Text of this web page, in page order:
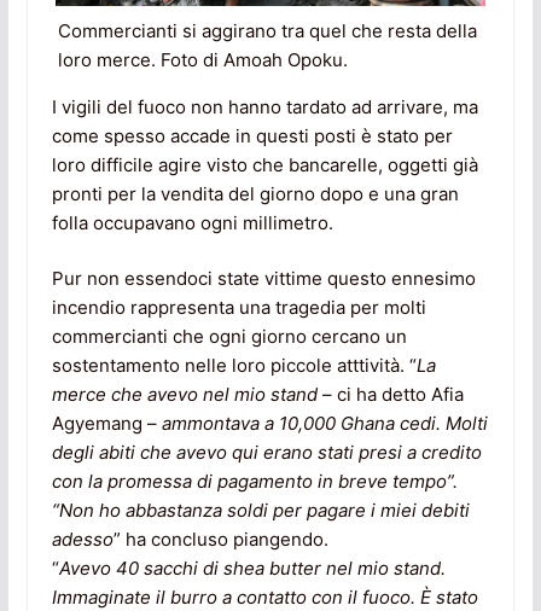
Commercianti si aggirano tra quel che resta della
loro merce. Foto di Amoah Opoku.
I vigili del fuoco non hanno tardato ad arrivare, ma
come spesso accade in questi posti è stato per
loro difficile agire visto che bancarelle, oggetti già
pronti per la vendita del giorno dopo e una gran
folla occupavano ogni millimetro.
Pur non essendoci state vittime questo ennesimo
incendio rappresenta una tragedia per molti
commercianti che ogni giorno cercano un
sostentamento nelle loro piccole atttività. “La
merce che avevo nel mio stand– ci ha detto Afia
Agyemang – ammontava a 10,000 Ghana cedi. Molti
degli abiti che avevo qui erano stati presi a credito
con la promessa di pagamento in breve tempo”.
“Non ho abbastanza soldi per pagare i miei debiti
adesso” ha concluso piangendo.
“Avevo 40 sacchi di shea butter nel mio stand.
Immaginate il burro a contatto con il fuoco. È stato